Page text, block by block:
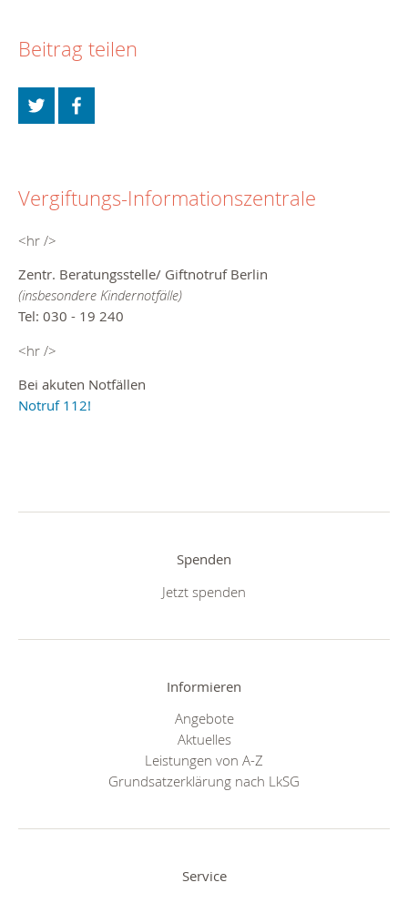
Beitrag teilen
Vergiftungs-Informationszentrale
<hr />
Zentr. Beratungsstelle/ Giftnotruf Berlin
(insbesondere Kindernotfälle)
Tel: 030 - 19 240
<hr />
Bei akuten Notfällen
Notruf 112!
Spenden
Jetzt spenden
Informieren
Angebote
Aktuelles
Leistungen von A-Z
Grundsatzerklärung nach LkSG
Service